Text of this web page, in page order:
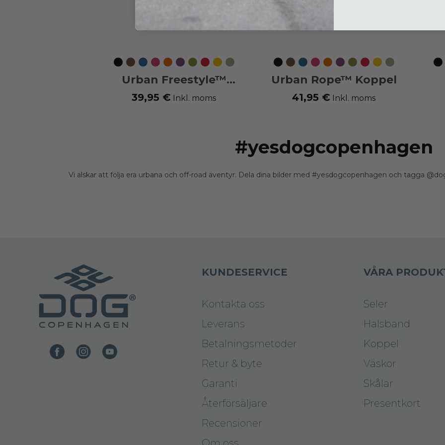
Svart MoccaOcean
Blue
Wild
Rose
Orange
Sun
Purple
Passion
Hunting
Green
Classic
Red
LemonDesert
Dune
Urban Freestyle™
Koppel
39,95 € Inkl. moms
Svart MoccaOcean
Blue
Wild
Rose
Orange
Sun
Purple
Passion
Hunting
Green
Classic
Red
LemonDesert
Dune
Urban Rope™ Koppel
41,95 € Inkl. moms
#yesdogcopenhagen
Vi älskar att följa era urbana och off-road äventyr. Dela dina bilder med #yesdogcopenhagen och tagga
KUNDESERVICE
Kontakta oss
Leverans
Betalningsmetoder
Retur & byte
Garanti
Återförsäljare
Recensioner
VÅRA
Seler
Halsband
Koppel
Väskor
Skålar
Presentkort